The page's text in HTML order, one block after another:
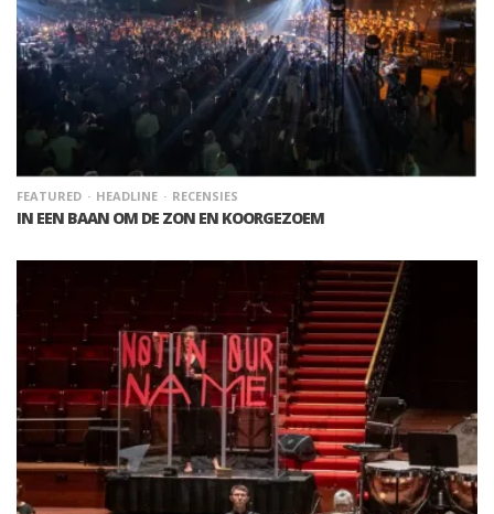
FEATURED HEADLINE RECENSIES
IN EEN BAAN OM DE ZON EN KOORGEZOEM